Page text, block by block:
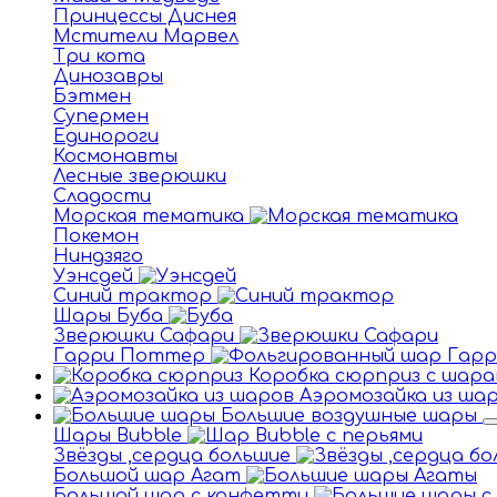
Принцессы Диснея
Мстители Марвел
Три кота
Динозавры
Бэтмен
Супермен
Единороги
Космонавты
Лесные зверюшки
Сладости
Морская тематика
Покемон
Ниндзяго
Уэнсдей
Синий трактор
Шары Буба
Зверюшки Сафари
Гарри Поттер
Коробка сюрприз с
Аэромозайка из
Большие воздушные шары
Шары Bubble
Звёзды ,сердца большие
Большой шар Агат